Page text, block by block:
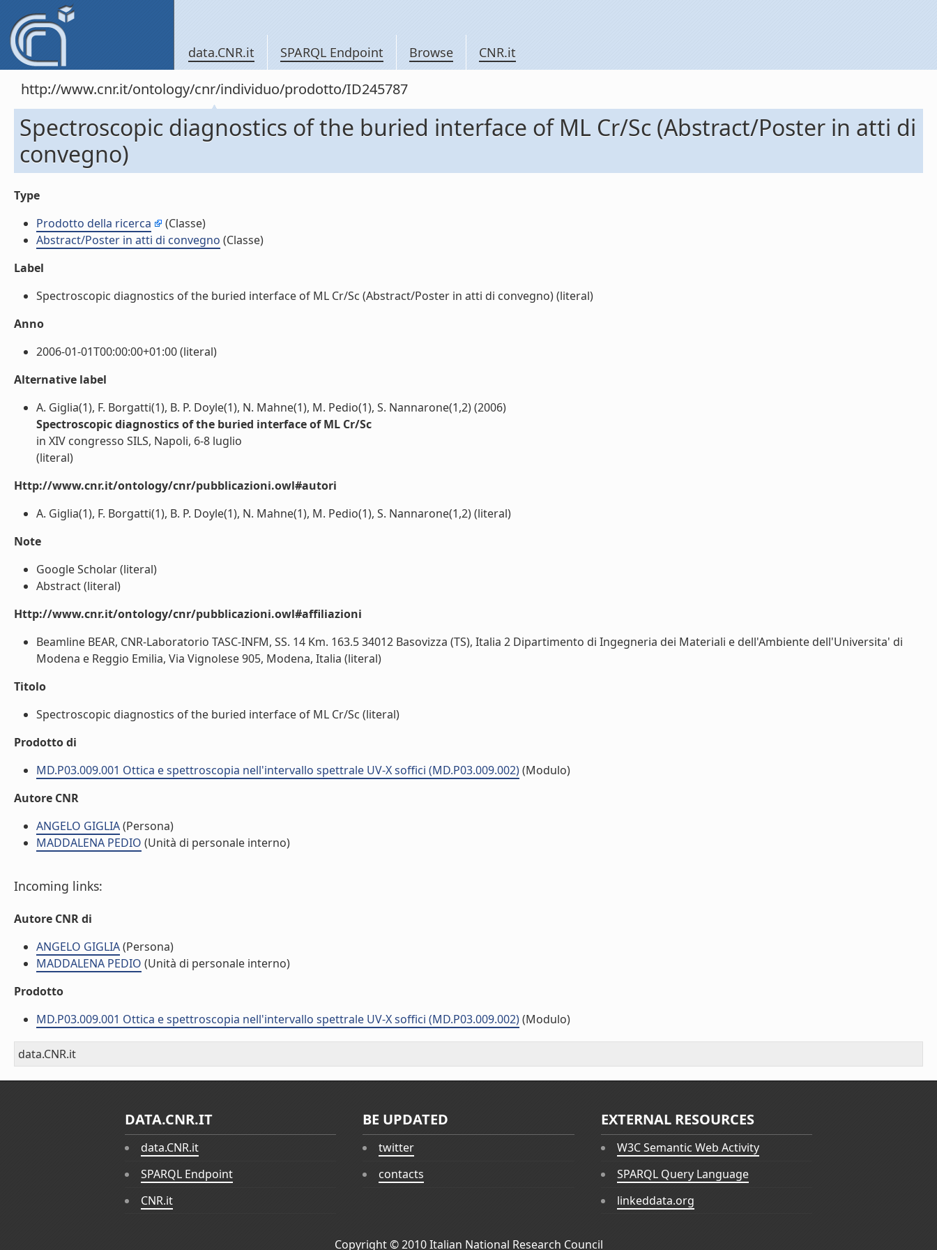
data.CNR.it SPARQL Endpoint Browse CNR.it
http://www.cnr.it/ontology/cnr/individuo/prodotto/ID245787
Spectroscopic diagnostics of the buried interface of ML Cr/Sc (Abstract/Poster in atti di
convegno)
Type
Prodotto della ricerca
(Classe)
Abstract/Poster in atti di convegno (Classe)
Label
Spectroscopic diagnostics of the buried interface of ML Cr/Sc (Abstract/Poster in atti di convegno) (literal)
Anno
2006-01-01T00:00:00+01:00 (literal)
Alternative label
A. Giglia(1), F. Borgatti(1), B. P. Doyle(1), N. Mahne(1), M. Pedio(1), S. Nannarone(1,2) (2006)
Spectroscopic diagnostics of the buried interface of ML Cr/Sc
in XIV congresso SILS, Napoli, 6-8 luglio
(literal)
Http://www.cnr.it/ontology/cnr/pubblicazioni.owl#autori
A. Giglia(1), F. Borgatti(1), B. P. Doyle(1), N. Mahne(1), M. Pedio(1), S. Nannarone(1,2) (literal)
Note
Google Scholar (literal)
Abstract (literal)
Http://www.cnr.it/ontology/cnr/pubblicazioni.owl#affiliazioni
Beamline BEAR, CNR-Laboratorio TASC-INFM, SS. 14 Km. 163.5 34012 Basovizza (TS), Italia 2 Dipartimento di Ingegneria dei Materiali e dell'Ambiente dell'Universita' di
Modena e Reggio Emilia, Via Vignolese 905, Modena, Italia (literal)
Titolo
Spectroscopic diagnostics of the buried interface of ML Cr/Sc (literal)
Prodotto di
MD.P03.009.001 Ottica e spettroscopia nell'intervallo spettrale UV-X soffici (MD.P03.009.002)(Modulo)
Autore CNR
ANGELO GIGLIA(Persona)
MADDALENA PEDIO (Unità di personale interno)
Incoming links:
Autore CNR di
ANGELO GIGLIA(Persona)
MADDALENA PEDIO (Unità di personale interno)
Prodotto
MD.P03.009.001 Ottica e spettroscopia nell'intervallo spettrale UV-X soffici (MD.P03.009.002)(Modulo)
data.CNR.it
DATA.CNR.IT
data.CNR.it
SPARQL Endpoint
CNR.it
BE UPDATED
twitter
contacts
EXTERNAL RESOURCES
W3C Semantic Web Activity
SPARQL Query Language
linkeddata.org
Copyright © 2010Italian National Research Council